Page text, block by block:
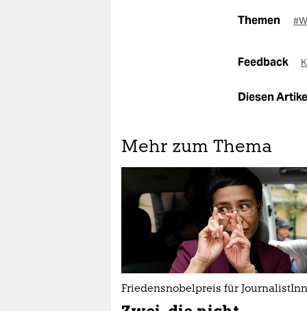
Themen
Feedback
Diesen
Mehr zum Thema
Friedensnobelpreis für